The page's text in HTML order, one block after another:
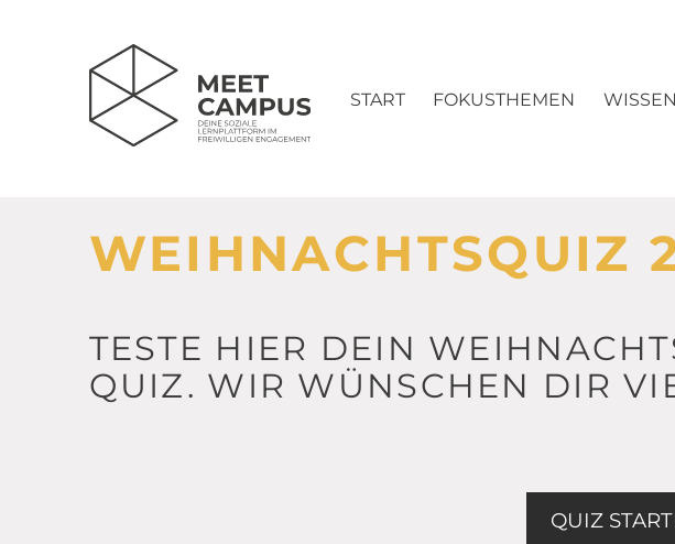
START FOKUSTHEMEN
WEIHNACHTSQUIZ
TESTE HIER DEIN
QUIZ. WIR WÜNSCHEN DIR
QUIZ